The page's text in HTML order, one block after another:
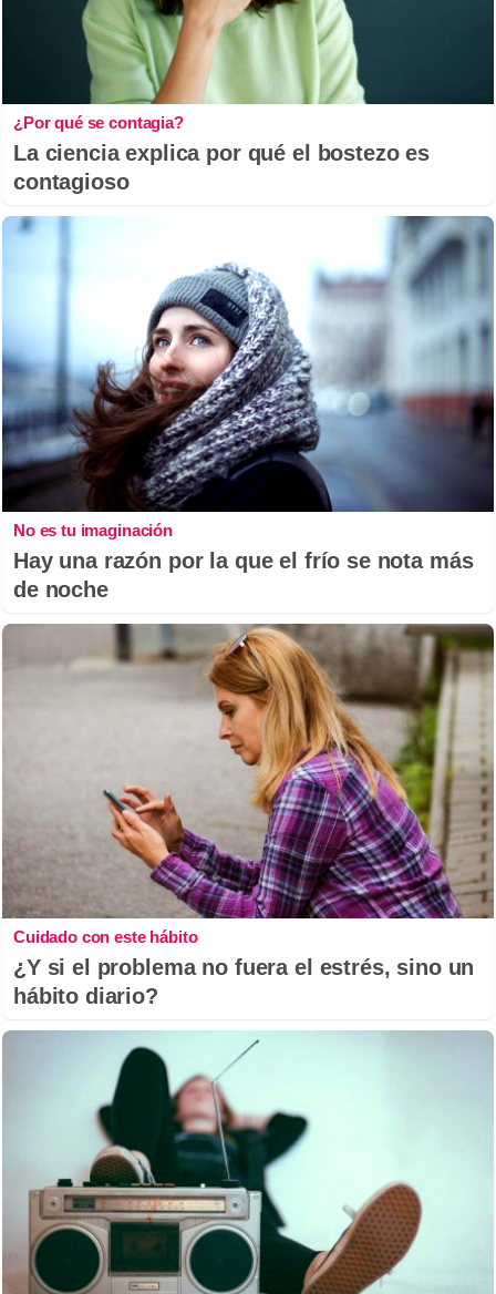
¿Por qué se contagia?
La ciencia explica por qué el bostezo es
contagioso
No es tu imaginación
Hay una razón por la que el frío se nota más
de noche
Cuidado con este hábito
¿Y si el problema no fuera el estrés, sino un
hábito diario?